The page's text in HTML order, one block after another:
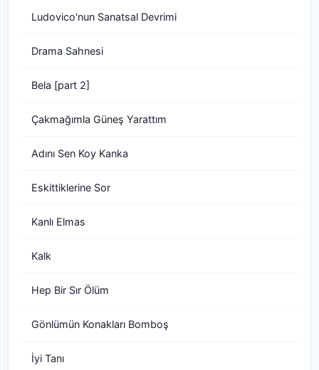
Ludovico'nun Sanatsal Devrimi
Drama Sahnesi
Bela [part 2]
Çakmağımla Güneş Yarattım
Adını Sen Koy Kanka
Eskittiklerine Sor
Kanlı Elmas
Kalk
Hep Bir Sır Ölüm
Gönlümün Konakları Bomboş
İyi Tanı